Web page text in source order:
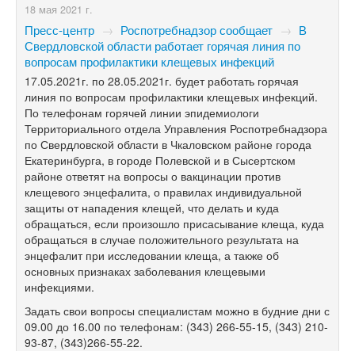
18 мая 2021 г.
Пресс-центр → Роспотребнадзор сообщает → В
Свердловской области работает горячая линия по
вопросам профилактики клещевых инфекций
17.05.2021г. по 28.05.2021г. будет работать горячая
линия по вопросам профилактики клещевых инфекций.
По телефонам горячей линии эпидемиологи
Территориального отдела Управления Роспотребнадзора
по Свердловской области в Чкаловском районе города
Екатеринбурга, в городе Полевской и в Сысертском
районе ответят на вопросы о вакцинации против
клещевого энцефалита, о правилах индивидуальной
защиты от нападения клещей, что делать и куда
обращаться, если произошло присасывание клеща, куда
обращаться в случае положительного результата на
энцефалит при исследовании клеща, а также об
основных признаках заболевания клещевыми
инфекциями.
Задать свои вопросы специалистам можно в будние дни с
09.00 до 16.00 по телефонам: (343) 266-55-15, (343) 210-
93-87, (343)266-55-22.